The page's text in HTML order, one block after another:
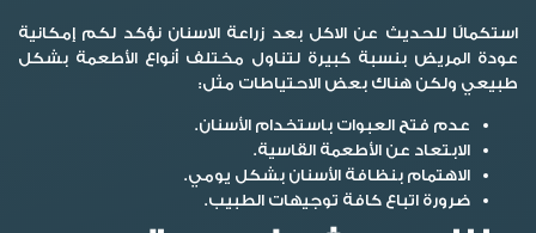
استكمالًا للحديث عن الاكل بعد زراعة الاسناننؤكد لكم إمكانية
عودة المريض بنسبة كبيرة لتناول مختلف أنواع الأطعمة بشكل
طبيعي ولكن هناك بعض الاحتياطات مثل:
عدم فتح العبوات باستخدام الأسنان.
الابتعاد عن الأطعمة القاسية.
الاهتمام بنظافة الأسنان بشكل يومي.
ضرورة اتباع كافة توجيهات الطبيب.